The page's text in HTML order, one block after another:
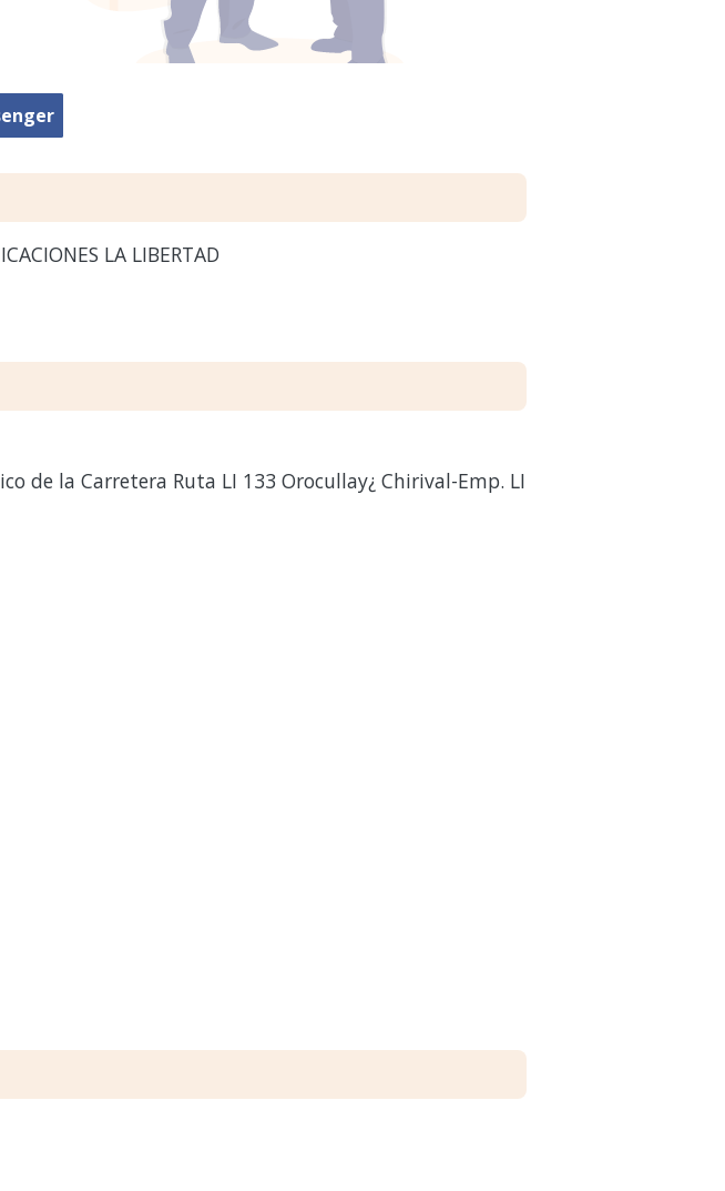
LA LIBERTAD
de la Carretera Ruta LI 133 Orocullay¿ Chirival-Emp. LI